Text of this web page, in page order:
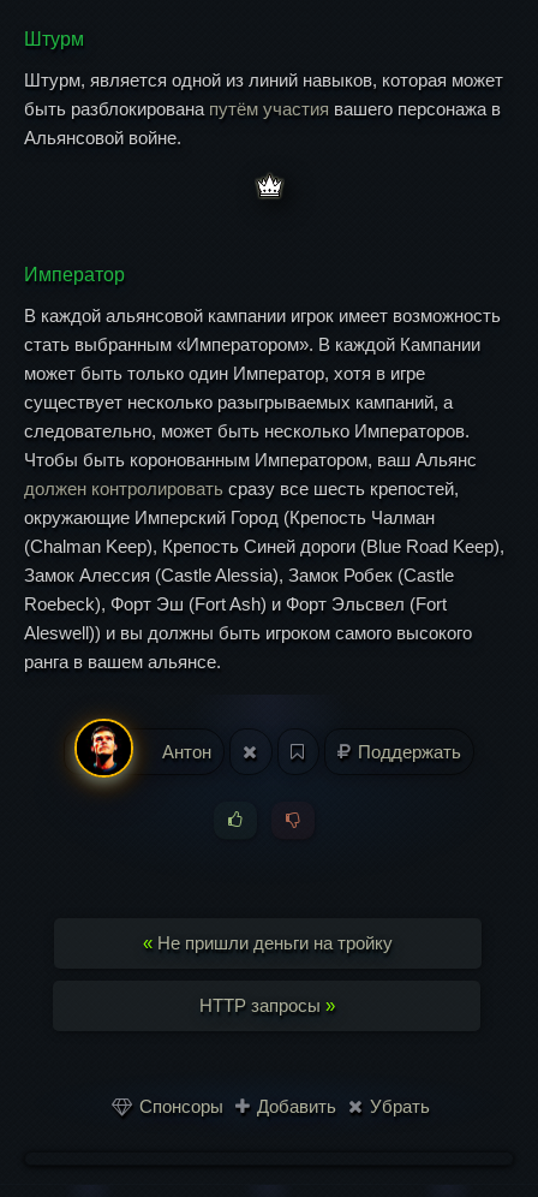
Штурм
Штурм, является одной из линий навыков, которая может
быть разблокирована путём участия вашего персонажа в
Альянсовой войне.
Император
В каждой альянсовой кампании игрок имеет возможность
стать выбранным «Императором». В каждой Кампании
может быть только один Император, хотя в игре
существует несколько разыгрываемых кампаний, а
следовательно, может быть несколько Императоров.
Чтобы быть коронованным Императором, ваш Альянс
должен контролировать сразу все шесть крепостей,
окружающие Имперский Город (Крепость Чалман
(Chalman Keep), Крепость Синей дороги (Blue Road Keep),
Замок Алессия (Castle Alessia), Замок Робек (Castle
Roebeck), Форт Эш (Fort Ash) и Форт Эльсвел (Fort
Aleswell)) и вы должны быть игроком самого высокого
ранга в вашем альянсе.
Антон Поддержать
«Не пришли деньги на тройку
HTTP запросы »
Спонсоры Добавить Убрать